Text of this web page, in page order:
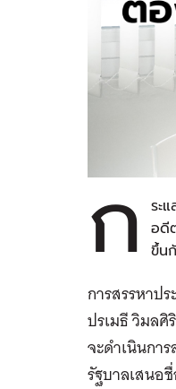
ก ระ
อดี
ขึ้น
การสรรหาป
ปรเมธี วิมลศิ
จะดำเนินกา
รัฐบาลเสนอ